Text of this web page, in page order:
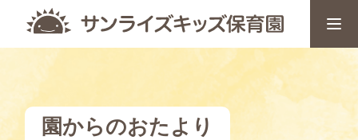
園からのおたより